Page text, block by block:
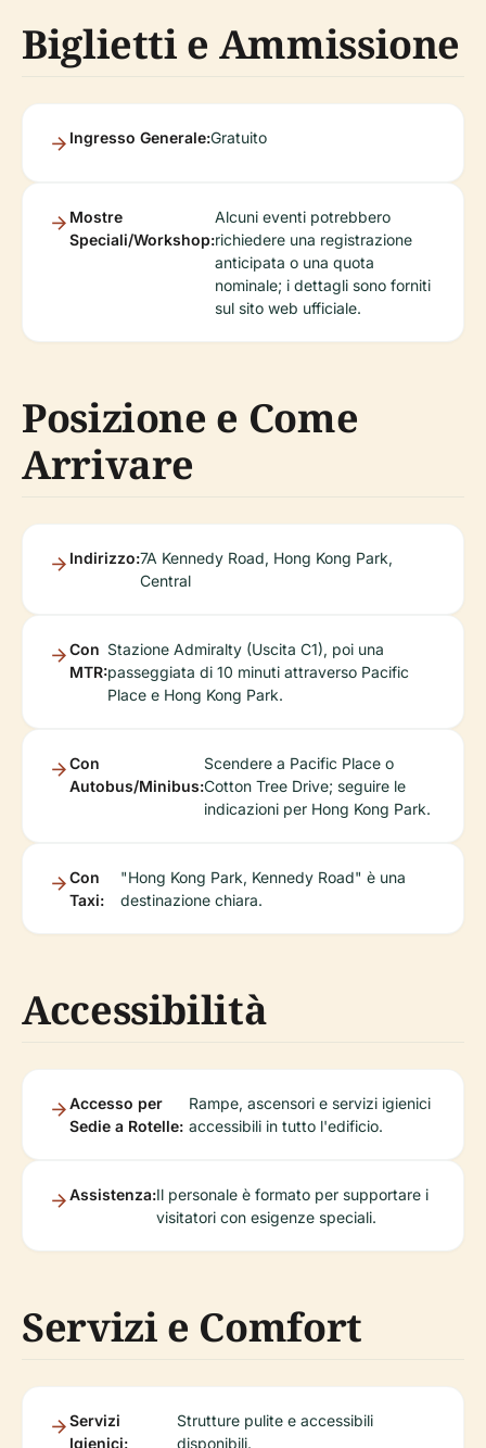
Biglietti e Ammissione
Ingresso Generale:Gratuito
Mostre
Speciali/Workshop:
Alcuni eventi potrebbero
richiedere una registrazione
anticipata o una quota
nominale; i dettagli sono forniti
sul sito web ufficiale.
Posizione e Come
Arrivare
Indirizzo:7A Kennedy Road, Hong Kong Park,
Central
Con
MTR:
Stazione Admiralty (Uscita C1), poi una
passeggiata di 10 minuti attraverso Pacific
Place e Hong Kong Park.
Con
Autobus/Minibus:
Scendere a Pacific Place o
Cotton Tree Drive; seguire le
indicazioni per Hong Kong Park.
Con
Taxi:
"Hong Kong Park, Kennedy Road" è una
destinazione chiara.
Accessibilità
Accesso per
Sedie a Rotelle:
Rampe, ascensori e servizi igienici
accessibili in tutto l'edificio.
Assistenza:Il personale è formato per supportare i
visitatori con esigenze speciali.
Servizi e Comfort
Servizi
Igienici:
Strutture pulite e accessibili
disponibili.